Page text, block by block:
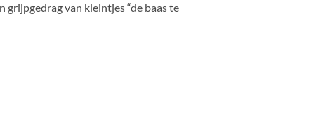
grijpgedrag van kleintjes “de baas te